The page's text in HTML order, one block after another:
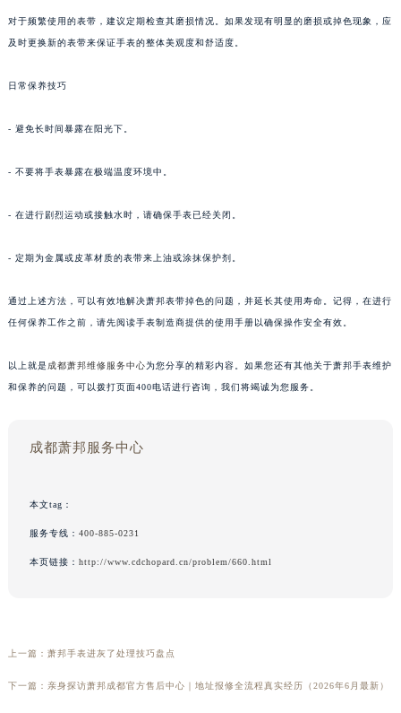
对于频繁使用的表带，建议定期检查其磨损情况。如果发现有明显的磨损或掉色现象，应
及时更换新的表带来保证手表的整体美观度和舒适度。
日常保养技巧
- 避免长时间暴露在阳光下。
- 不要将手表暴露在极端温度环境中。
- 在进行剧烈运动或接触水时，请确保手表已经关闭。
- 定期为金属或皮革材质的表带来上油或涂抹保护剂。
通过上述方法，可以有效地解决萧邦表带掉色的问题，并延长其使用寿命。记得，在进行
任何保养工作之前，请先阅读手表制造商提供的使用手册以确保操作安全有效。
以上就是 成都萧邦维修服务中心为您分享的精彩内容。如果您还有其他关于萧邦手表维护
和保养的问题，可以拨打页面400电话进行咨询，我们将竭诚为您服务。
成都萧邦服务中心
本文tag：
服务专线： 400-885-0231
本页链接： http://www.cdchopard.cn/problem/660.html
上一篇： 萧邦手表进灰了处理技巧盘点
下一篇： 亲身探访萧邦成都官方售后中心｜地址报修全流程真实经历（2026年6月最新）